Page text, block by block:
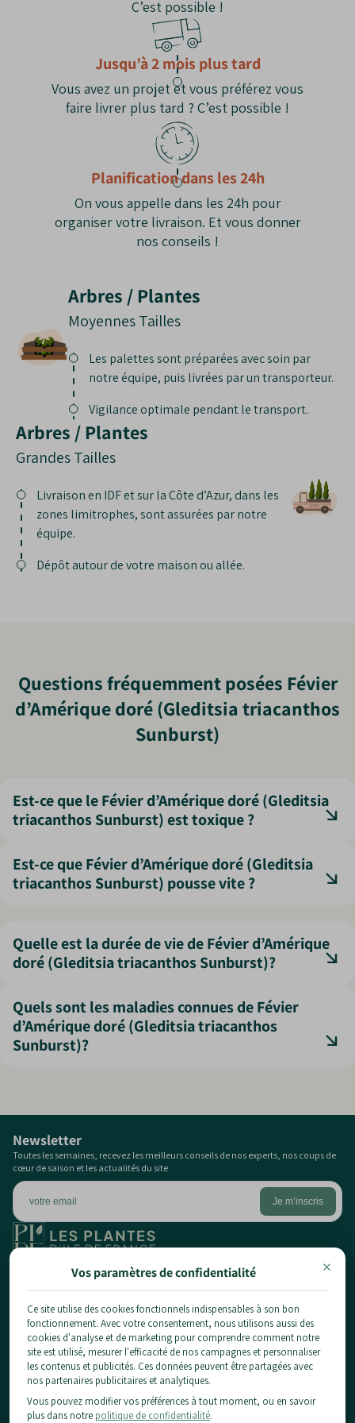
sol.
: Son ombre tamisée
la pousse du gazon dessous
Les Inconvénients du Févier d’Amérique
'Sunburst'
: Produit parfois de
brunes un peu salissantes
Exposition: Redoute l'ombre quiternit la
couleur dorée des feuilles
C’est possible !
Jusqu’à 2 mois plus tard
Vous avez un projet et vous préférez vous
faire livrer plus tard ? C’est possible !
Planification dans les 24h
On vous appelle dans les 24h pour
organiser votre livraison. Et vous donner
nos conseils !
Arbres / Plantes
Moyennes Tailles
Les palettes sont préparées avec soin par
notre équipe, puis livrées par un transporteur.
Vigilance optimale pendant le transport.
Arbres / Plantes
Grandes Tailles
Livraison en IDF et sur la Côte d’Azur, dans les
zones limitrophes, sont assurées par notre
équipe.
Dépôt autour de votre maison ou allée.
Questions fréquemment posées Févier
d’Amérique doré (Gleditsia triacanthos
Sunburst)
Est-ce que le Févier d’Amérique doré (Gleditsia
triacanthos Sunburst) est toxique ?
alimentation animale, elles ne sont pas recommandées
pour l'homme. L'arbre est cependant considéré comme
Est-ce que Févier d’Amérique doré (Gleditsia
triacanthos Sunburst) pousse vite ?
années. Il gagne rapidement en hauteur, ce qui permet de
profiter d'un véritable arbre d'ombrage en un temps
record par rapport à d'autres espèces.
Quelle est la durée de vie de Févier d’Amérique
doré (Gleditsia triacanthos Sunburst)?
robustesse en fait un compagnon de longue durée pour
votre propriété, traversant les décennies en gagnant
chaque année en majesté et en éclat.
Quels sont les maladies connues de Févier
d’Amérique doré (Gleditsia triacanthos
Sunburst)?
préventif ou une bonne biodiversité au jardin limite
généralement l'impact esthétique sur l'arbre.
Newsletter
Toutes les semaines, recevez les meilleurs conseils de nos experts, nos coups de
cœur de saison et les actualités du site
1 chemin du pont de la planche,
77124 Chauconin-Neufmontiers
01 84 80 65 86
contact@planteidf.fr
À propos
Livraison
Mentions Légales & Confidentialité
Conditions d'utilisation
Les plantes
Arbustes
Fruitiers
Informations pratiques
×
Vos paramètres de confidentialité
Ce site utilise des cookies fonctionnels indispensables à son bon
fonctionnement. Avec votre consentement, nous utilisons aussi des
cookies d'analyse et de marketing pour comprendre comment notre
site est utilisé, mesurer l'efficacité de nos campagnes et personnaliser
les contenus et publicités. Ces données peuvent être partagées avec
nos partenaires publicitaires et analytiques.
Vous pouvez modifier vos préférences à tout moment, ou en savoir
plus dans notre politique de confidentialité.